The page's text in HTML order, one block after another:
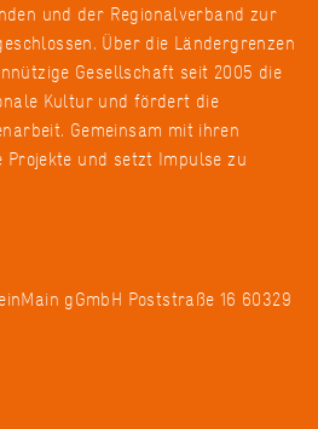
und der Regionalverband zur
Über die Ländergrenzen
Gesellschaft seit 2005 die
Kultur und fördert die
Gemeinsam mit ihren
und setzt Impulse zu
gGmbH Poststraße 16 60329